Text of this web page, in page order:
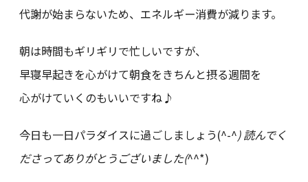
代謝が始まらないため、エネルギー消費が減ります。
朝は時間もギリギリで忙しいですが、
早寝早起きを心がけて朝食をきちんと摂る週間を
心がけていくのもいいですね♪
今日も一日パラダイスに過ごしましょう(^-^) 読んでく
ださってありがとうございました(^^*)